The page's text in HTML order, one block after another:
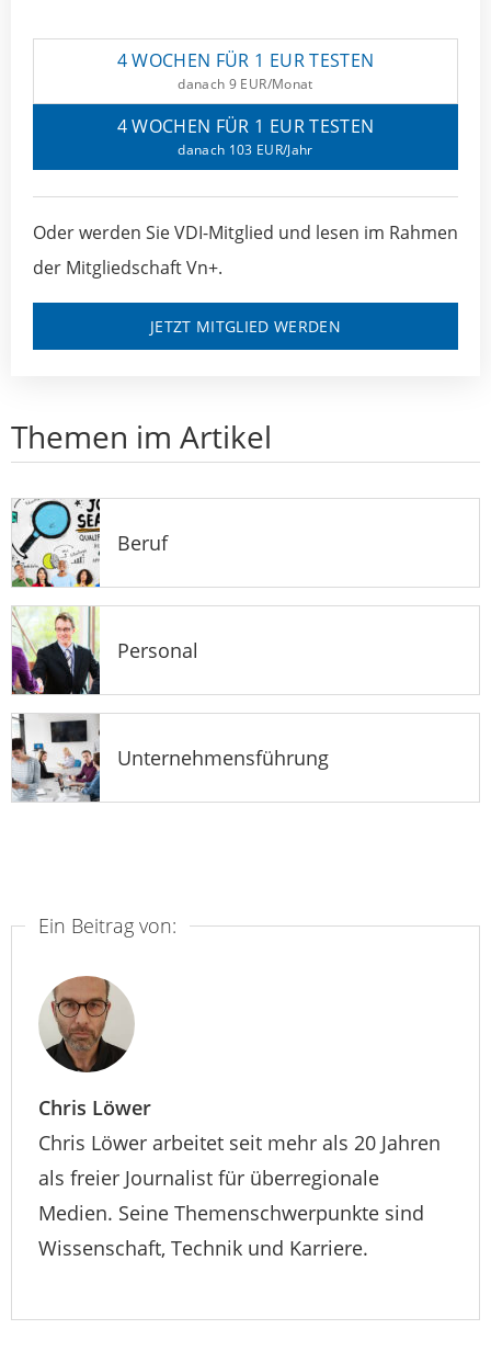
4 WOCHEN FÜR 1 EUR TESTEN
danach 9 EUR/Monat
4 WOCHEN FÜR 1 EUR TESTEN
danach 103 EUR/Jahr
Oder werden Sie VDI-Mitglied und lesen im Rahmen
der Mitgliedschaft Vn+.
JETZT MITGLIED WERDEN
Themen im Artikel
Beruf
Personal
Unternehmensführung
Ein Beitrag von:
Chris Löwer
Chris Löwer arbeitet seit mehr als 20 Jahren
als freier Journalist für überregionale
Medien. Seine Themenschwerpunkte sind
Wissenschaft, Technik und Karriere.